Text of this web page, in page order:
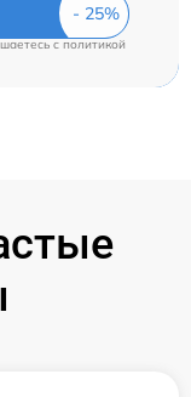
cполитикой